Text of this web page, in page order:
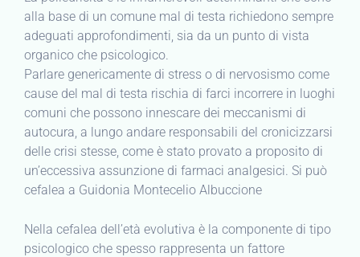
alla base di un comune mal di testa richiedono sempre
adeguati approfondimenti, sia da un punto di vista
organico che psicologico.
Parlare genericamente di stress o di nervosismo come
cause del mal di testa rischia di farci incorrere in luoghi
comuni che possono innescare dei meccanismi di
autocura, a lungo andare responsabili del cronicizzarsi
delle crisi stesse, come è stato provato a proposito di
un’eccessiva assunzione di farmaci analgesici. Si può
cefalea a Guidonia Montecelio Albuccione
Nella cefalea dell’età evolutiva è la componente di tipo
psicologico che spesso rappresenta un fattore